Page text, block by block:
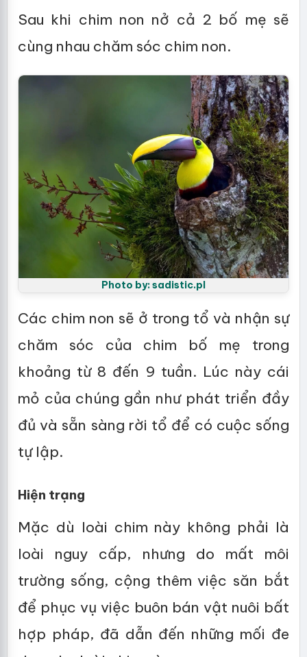
Sau khi chim non nở cả 2 bố mẹ sẽ
cùng nhau chăm sóc chim non.
Photo by: sadistic.pl
Các chim non sẽ ở trong tổ và nhận sự
chăm sóc của chim bố mẹ trong
khoảng từ 8 đến 9 tuần. Lúc này cái
mỏ của chúng gần như phát triển đầy
đủ và sẵn sàng rời tổ để có cuộc sống
tự lập.
Hiện trạng
Mặc dù loài chim này không phải là
loài nguy cấp, nhưng do mất môi
trường sống, cộng thêm việc săn bắt
để phục vụ việc buôn bán vật nuôi bất
hợp pháp, đã dẫn đến những mối đe